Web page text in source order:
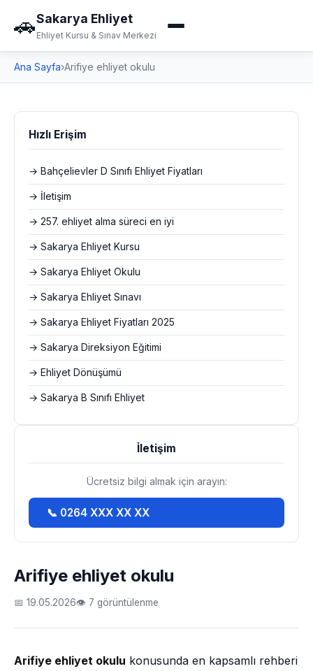
🚗Sakarya Ehliyet
Ehliyet Kursu & Sınav Merkezi
Ana Sayfa›Arifiye ehliyet okulu
Arifiye ehliyet okulu
📅 19.05.2026👁 7 görüntülenme
Arifiye ehliyet okulu konusunda en kapsamlı rehberi
Hızlı Erişim
→ Bahçelievler D Sınıfı Ehliyet Fiyatları
→ İletişim
→ 257. ehliyet alma süreci en iyi
→ Sakarya Ehliyet Kursu
→ Sakarya Ehliyet Okulu
→ Sakarya Ehliyet Sınavı
→ Sakarya Ehliyet Fiyatları 2025
→ Sakarya Direksiyon Eğitimi
→ Ehliyet Dönüşümü
→ Sakarya B Sınıfı Ehliyet
İletişim
Ücretsiz bilgi almak için arayın:
📞 0264 XXX XX XX